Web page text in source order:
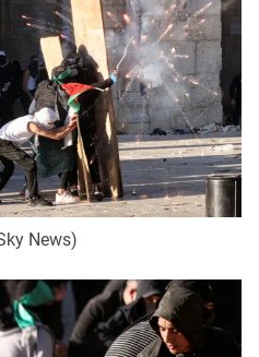
thức nếu không có sự chấp
VTV.vn khi phát hành lại
News)